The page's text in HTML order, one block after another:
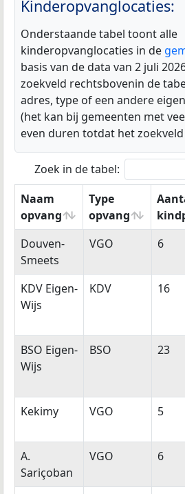
Kinderopvanglocaties:
Onderstaande tabel toont alle
kinderopvanglocaties in de
basis van de data van 2 juli
zoekveld rechtsbovenin de
adres, type of een andere
(het kan bij gemeenten met
even duren totdat het
Zoek in de tabel:
Naam
opvang
Type
opvang
Naam
opvang
Type
Douven-
Smeets
VGO 6
KDV Eigen-
Wijs
KDV 16
BSO Eigen-
Wijs
BSO 23
Kekimy VGO 5
A.
Sariçoban
VGO 6